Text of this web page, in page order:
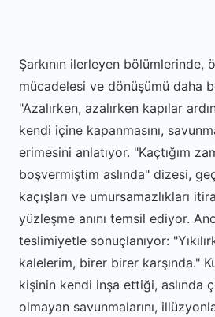
Şarkının ilerleyen bölümlerinde,
mücadelesi ve dönüşümü daha
"Azalırken, azalırken kapılar
kendi içine kapanmasını,
erimesini anlatıyor. "Kaçtığım
boşvermiştim aslında" dizesi,
kaçışları ve umursamazlıkları
yüzleşme anını temsil ediyor.
teslimiyetle sonuçlanıyor:
kalelerim, birer birer karşında."
kişinin kendi inşa ettiği, aslında
olmayan savunmalarını,